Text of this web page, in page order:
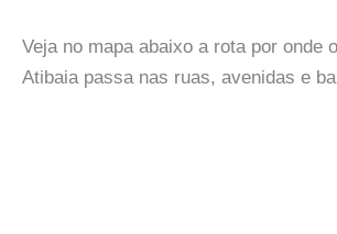
Veja no mapa abaixo a rota por onde
Atibaia passa nas ruas, avenidas e